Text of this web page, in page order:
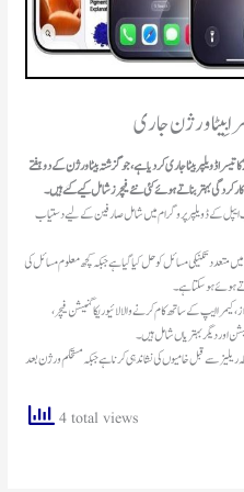
کا تیسرا ڈویلپر بیٹا جاری کر دیا ہے، جو گزشتہ بیٹا ورژن کے دو ہفتے
بہتر بناتے ہوئے کئی نئے فیچرز شامل کیے گئے ہیں۔
(جس کا بلڈ نمبر 24 اے 5380 ایچ ہے) اب ایپل کے ڈویلپر پروگرام میں شامل صارفین کے لیے دستیاب
تکنیکی مسائل کو حل کیا گیا ہے جبکہ کچھ معلوم مسائل کی
ہوئے ہو سکتا ہے۔
ایپ کے ساتھ کام کرنے والا لائیو ریکا گنیشن فیچر،
اور دیگر بہتریاں شامل ہیں۔
ریلیز سے قبل خامیوں کی نشاندہی کرنا ہے جبکہ مستحکم ورژن بعد
4 total views